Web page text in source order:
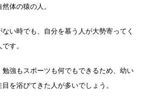
体の猿の人。
ない時でも、自分を慕う人が大勢寄ってく
す。
強もスポーツも何でもできるため、幼い
を浴びてきた人が多いでしょう。